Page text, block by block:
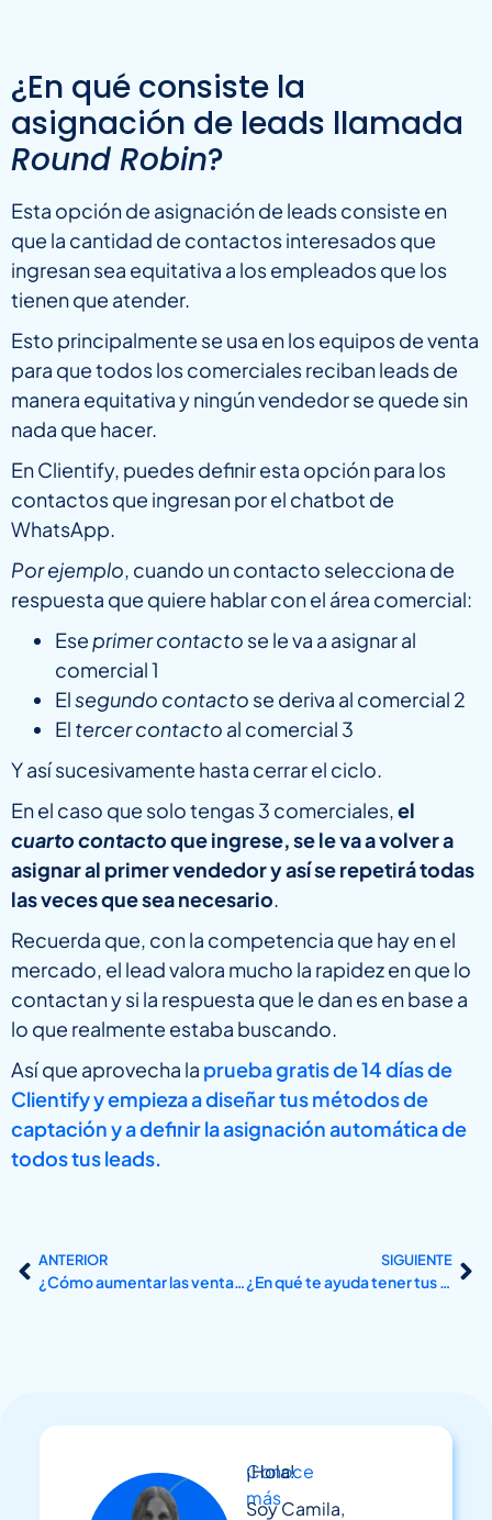
¿En qué consiste la
asignación de leads llamada
Round Robin?
Esta opción de asignación de leads consiste en
que la cantidad de contactos interesados que
ingresan sea equitativa a los empleados que los
tienen que atender.
Esto principalmente se usa en los equipos de venta
para que todos los comerciales reciban leads de
manera equitativa y ningún vendedor se quede sin
nada que hacer.
En Clientify, puedes definir esta opción para los
contactos que ingresan por el chatbot de
WhatsApp.
Por ejemplo, cuando un contacto selecciona de
respuesta que quiere hablar con el área comercial:
Ese primer contacto se le va a asignar al
comercial 1
Elsegundo contacto se deriva al comercial 2
El tercer contacto al comercial 3
Y así sucesivamente hasta cerrar el ciclo.
En el caso que solo tengas 3 comerciales,el
cuarto contactoque ingrese, se le va a volver a
asignar al primer vendedor y así se repetirá todas
las veces que sea necesario.
Recuerda que, con la competencia que hay en el
mercado, el lead valora mucho la rapidez en que lo
contactan y si la respuesta que le dan es en base a
lo que realmente estaba buscando.
Así que aprovecha la prueba gratis de 14 días de
Clientify y empieza a diseñar tus métodos de
captación y a definir la asignación automática de
todos tus leads.
ANTERIOR
¿Cómo aumentar las ventas de tu tienda online?
SIGUIENTE
¿En qué te ayuda tener tus llamadas registradas en el CRM?
Conoce
más
¡Hola!
Soy Camila,